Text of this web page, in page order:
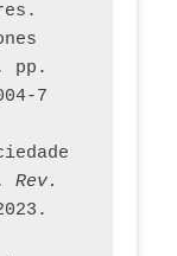
pp.
7
Rev.